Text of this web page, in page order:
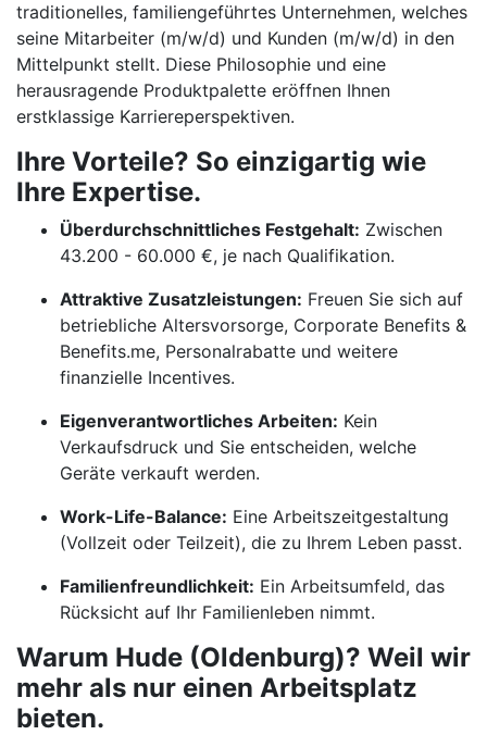
traditionelles, familiengeführtes Unternehmen, welches
seine Mitarbeiter (m/w/d) und Kunden (m/w/d) in den
Mittelpunkt stellt. Diese Philosophie und eine
herausragende Produktpalette eröffnen Ihnen
erstklassige Karriereperspektiven.
Ihre Vorteile? So einzigartig wie
Ihre Expertise.
Überdurchschnittliches Festgehalt: Zwischen
43.200 - 60.000 €, je nach Qualifikation.
Attraktive Zusatzleistungen: Freuen Sie sich auf
betriebliche Altersvorsorge, Corporate Benefits &
Benefits.me, Personalrabatte und weitere
finanzielle Incentives.
Eigenverantwortliches Arbeiten: Kein
Verkaufsdruck und Sie entscheiden, welche
Geräte verkauft werden.
Work-Life-Balance: Eine Arbeitszeitgestaltung
(Vollzeit oder Teilzeit), die zu Ihrem Leben passt.
Familienfreundlichkeit: Ein Arbeitsumfeld, das
Rücksicht auf Ihr Familienleben nimmt.
Warum Hude (Oldenburg)? Weil wir
mehr als nur einen Arbeitsplatz
bieten.